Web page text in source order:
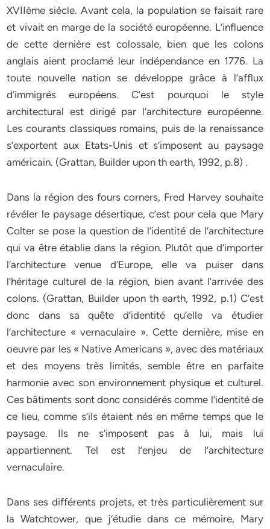
XVIIème siècle. Avant cela, la population se faisait rare
et vivait en marge de la société européenne. L’influence
de cette dernière est colossale, bien que les colons
anglais aient proclamé leur indépendance en 1776. La
toute nouvelle nation se développe grâce à l’afflux
d’immigrés européens. C’est pourquoi le style
architectural est dirigé par l’architecture européenne.
Les courants classiques romains, puis de la renaissance
s’exportent aux Etats-Unis et s’imposent au paysage
américain. (Grattan, Builder upon th earth, 1992, p.8) .
Dans la région des fours corners, Fred Harvey souhaite
révéler le paysage désertique, c’est pour cela que Mary
Colter se pose la question de l’identité de l’architecture
qui va être établie dans la région. Plutôt que d’importer
l’architecture venue d’Europe, elle va puiser dans
l’héritage culturel de la région, bien avant l’arrivée des
colons. (Grattan, Builder upon th earth, 1992, p.1) C’est
donc dans sa quête d’identité qu’elle va étudier
l’architecture « vernaculaire ». Cette dernière, mise en
oeuvre par les « Native Americans », avec des matériaux
et des moyens très limités, semble être en parfaite
harmonie avec son environnement physique et culturel.
Ces bâtiments sont donc considérés comme l’identité de
ce lieu, comme s’ils étaient nés en même temps que le
paysage. Ils ne s’imposent pas à lui, mais lui
appartiennent. Tel est l’enjeu de l’architecture
vernaculaire.
Dans ses différents projets, et très particulièrement sur
la Watchtower, que j’étudie dans ce mémoire, Mary